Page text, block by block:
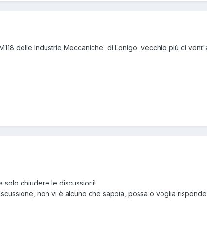
delle Industrie Meccaniche di Lonigo, vecchio più di
solo chiudere le discussioni!
non vi è alcuno che sappia, possa o voglia